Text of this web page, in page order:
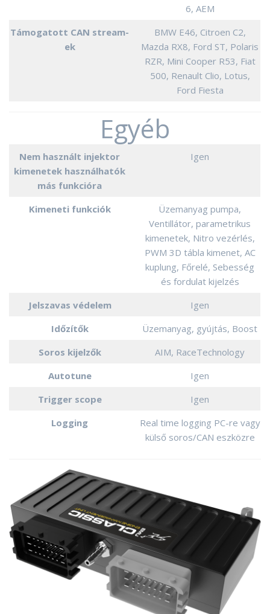
6, AEM
Támogatott CAN stream-
ek
BMW E46, Citroen C2,
Mazda RX8, Ford ST, Polaris
RZR, Mini Cooper R53, Fiat
500, Renault Clio, Lotus,
Ford Fiesta
Egyéb
Nem használt injektor
kimenetek használhatók
más funkcióra
Igen
Kimeneti funkciók
Üzemanyag pumpa,
Ventillátor, parametrikus
kimenetek, Nitro vezérlés,
PWM 3D tábla kimenet, AC
kuplung, Főrelé, Sebesség
és fordulat kijelzés
Jelszavas védelem
Igen
Időzítők
Üzemanyag, gyújtás, Boost
Soros kijelzők
AIM, RaceTechnology
Autotune
Igen
Trigger scope
Igen
Logging
Real time logging PC-re vagy
külső soros/CAN eszközre